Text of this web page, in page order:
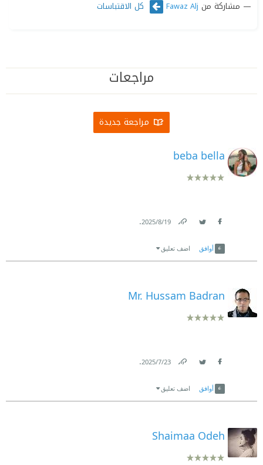
مشاركة من Fawaz Alj كل الاقتباسات
مراجعات
مراجعة جديدة
beba bella
19‏/8‏/2025
.
أوافق اضف تعليق
Mr. Hussam Badran
23‏/7‏/2025
.
أوافق اضف تعليق
Shaimaa Odeh